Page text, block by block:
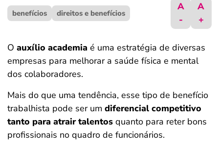
ferramentas
benefícios direitos e benefícios
A
-
A
+
O auxílio academia é uma estratégia de diversas
empresas para melhorar a saúde física e mental
dos colaboradores.
Mais do que uma tendência, esse tipo de benefício
trabalhista pode ser um diferencial competitivo
tanto para atrair talentos quanto para reter bons
profissionais no quadro de funcionários.